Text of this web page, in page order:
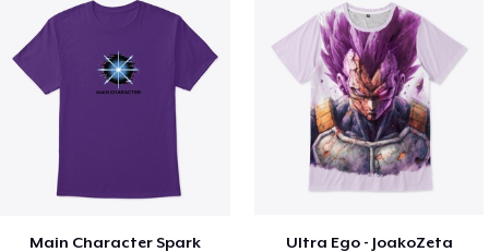
Main Character Spark Ultra Ego - JoakoZeta